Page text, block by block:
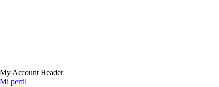
My Account Header
Mi perfil